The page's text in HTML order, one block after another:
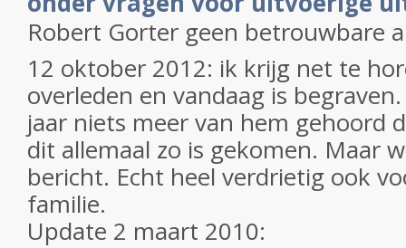
Robert Gorter geen betrouwbare
12 oktober 2012: ik krijg net te
overleden en vandaag is
jaar niets meer van hem gehoord
dit allemaal zo is gekomen. Maar
bericht. Echt heel verdrietig ook
familie.
Update 2 maart 2010: